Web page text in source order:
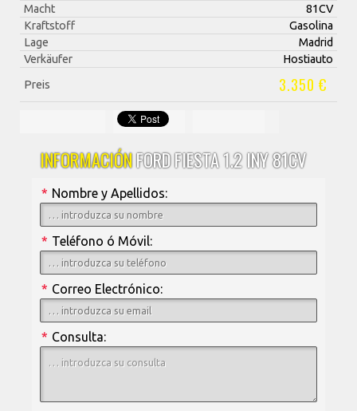
Macht
81CV
Kraftstoff
Gasolina
Lage
Madrid
Verkäufer
Hostiauto
Preis
3.350 €
INFORMACIÓNFORD FIESTA 1.2 INY 81CV
Nombre y Apellidos:
*
Teléfono ó Móvil:
*
Correo Electrónico:
*
Consulta:
*